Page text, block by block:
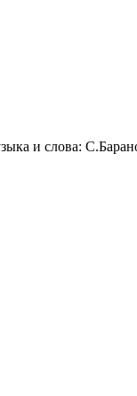
и слова: